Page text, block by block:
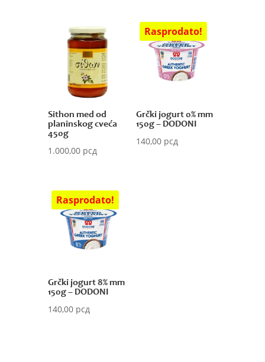
Sithon med od
planinskog cveća
450g
1.000,00 рсд
Grčki jogurt 0% mm
150g – DODONI
140,00 рсд
Grčki jogurt 8% mm
150g – DODONI
140,00 рсд